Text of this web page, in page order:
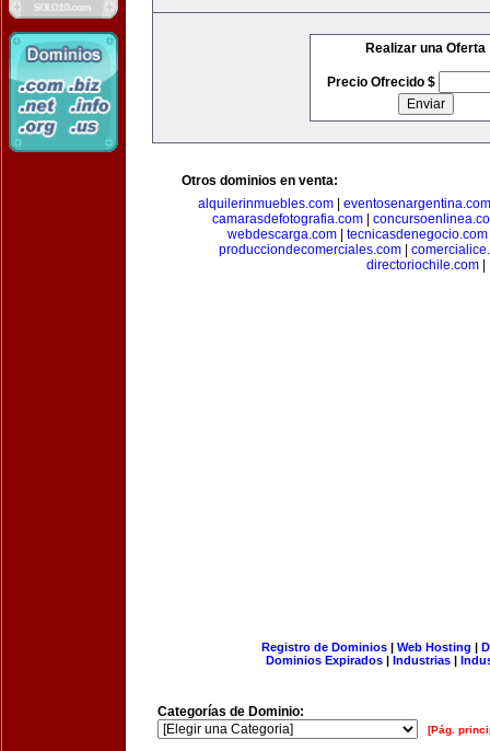
Realizar una Oferta
Precio Ofrecido $
Otros dominios en venta:
alquilerinmuebles.com
eventosenargentina.com
camarasdefotografia.com|
webdescarga.com| tecnicasdenegocio.com
producciondecomerciales.com|
directoriochile.com|
Registro de Dominios| Web Hosting |
Dominios Expirados | Industrias |
Categorías de Dominio:
[Pág.